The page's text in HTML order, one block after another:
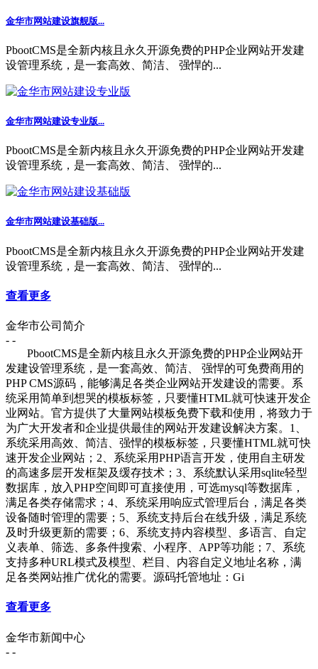
金华市网站建设旗舰版...
PbootCMS是全新内核且永久开源免费的PHP企业网站开发建
设管理系统，是一套高效、简洁、 强悍的...
金华市网站建设专业版...
PbootCMS是全新内核且永久开源免费的PHP企业网站开发建
设管理系统，是一套高效、简洁、 强悍的...
金华市网站建设基础版...
PbootCMS是全新内核且永久开源免费的PHP企业网站开发建
设管理系统，是一套高效、简洁、 强悍的...
查看更多
金华市公司简介
- -
PbootCMS是全新内核且永久开源免费的PHP企业网站开
发建设管理系统，是一套高效、简洁、 强悍的可免费商用的
PHP CMS源码，能够满足各类企业网站开发建设的需要。系
统采用简单到想哭的模板标签，只要懂HTML就可快速开发企
业网站。官方提供了大量网站模板免费下载和使用，将致力于
为广大开发者和企业提供最佳的网站开发建设解决方案。1、
系统采用高效、简洁、强悍的模板标签，只要懂HTML就可快
速开发企业网站；2、系统采用PHP语言开发，使用自主研发
的高速多层开发框架及缓存技术；3、系统默认采用sqlite轻型
数据库，放入PHP空间即可直接使用，可选mysql等数据库，
满足各类存储需求；4、系统采用响应式管理后台，满足各类
设备随时管理的需要；5、系统支持后台在线升级，满足系统
及时升级更新的需要；6、系统支持内容模型、多语言、自定
义表单、筛选、多条件搜索、小程序、APP等功能；7、系统
支持多种URL模式及模型、栏目、内容自定义地址名称，满
足各类网站推广优化的需要。源码托管地址：Gi
查看更多
金华市新闻中心
- -